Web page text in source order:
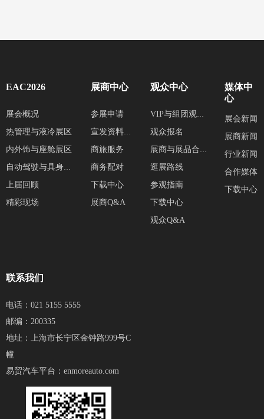
展会概况
热管理与液冷展区
内外饰与座舱展区
自动驾驶与具身智能展区
上届回顾
精彩现场
EAC2026
参展申请
宣发资料提交
商旅服务
商务配对
下载中心
展商Q&A
展商中心 观众中心
VIP与组团观众服务
观众报名
展商与展品合集
逛展路线
参观指南
下载中心
观众Q&A
媒体中
心
展会新闻
展商新闻
行业新闻
合作媒体
下载中心
联系我们
电话：021 5155 5555
邮编：200335
地址：上海市长宁区金钟路999号C
幢
易贸汽车平台： enmoreauto.com